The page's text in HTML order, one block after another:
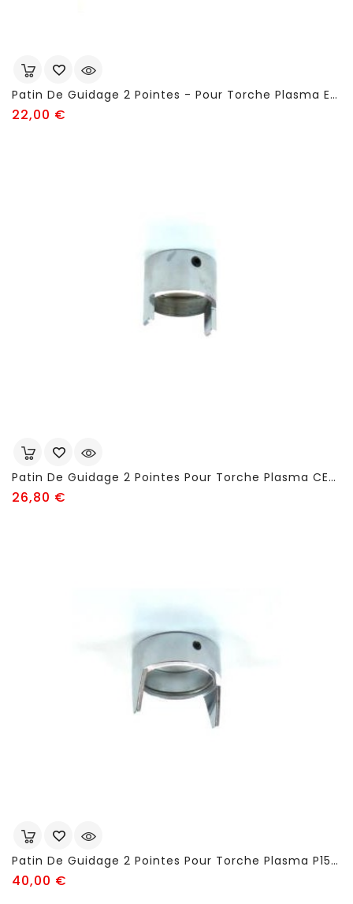
Patin De Guidage 2 Pointes - Pour Torche Plasma EL 60 (réf: FSJ31) - FSJ46
22,00 €
Patin De Guidage 2 Pointes Pour Torche Plasma CEA P71 (réf FSJ33) - 200puk
26,80 €
Patin De Guidage 2 Pointes Pour Torche Plasma P150 (réf: FSJ35) - FSJ445
40,00 €